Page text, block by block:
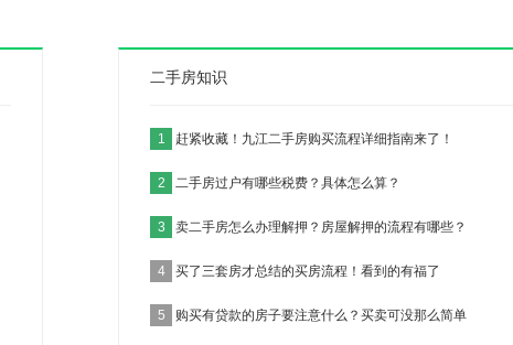
二手房知识
1 赶紧收藏！九江二手房购买流程详细指南来了！
2 二手房过户有哪些税费？具体怎么算？
3 卖二手房怎么办理解押？房屋解押的流程有哪些？
4 买了三套房才总结的买房流程！看到的有福了
5 购买有贷款的房子要注意什么？买卖可没那么简单